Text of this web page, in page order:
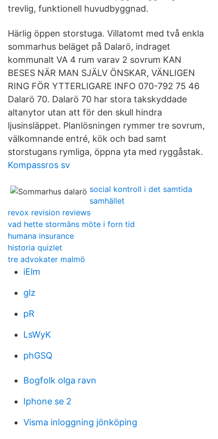
trevlig, funktionell huvudbyggnad.
Härlig öppen storstuga. Villatomt med två enkla
sommarhus beläget på Dalarö, indraget
kommunalt VA 4 rum varav 2 sovrum KAN
BESES NÄR MAN SJÄLV ÖNSKAR, VÄNLIGEN
RING FÖR YTTERLIGARE INFO 070-792 75 46
Dalarö 70. Dalarö 70 har stora takskyddade
altanytor utan att för den skull hindra
ljusinsläppet. Planlösningen rymmer tre sovrum,
välkomnande entré, kök och bad samt
storstugans rymliga, öppna yta med ryggåstak.
Kompassros sv
social kontroll i det samtida
samhället
revox revision reviews
vad hette stormäns möte i forn tid
humana insurance
historia quizlet
tre advokater malmö
iElm
glz
pR
LsWyK
phGSQ
Bogfolk olga ravn
Iphone se 2
Visma inloggning jönköping